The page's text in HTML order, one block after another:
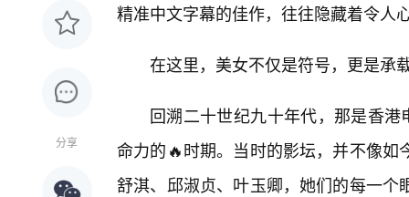
分享
精准中文字幕的佳作，往往隐藏着令人
在这里，美女不仅是符号，更是承
回溯二十世纪九十年代，那是香港
命力的🔥时期。当时的影坛，并不像
舒淇、邱淑贞、叶玉卿，她们的每一